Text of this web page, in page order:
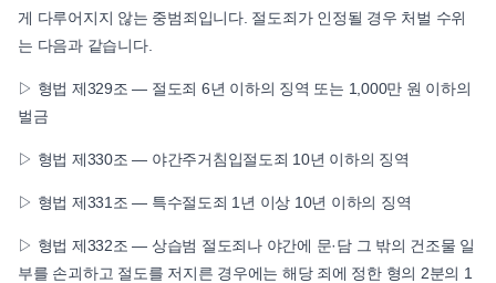
게 다루어지지 않는 중범죄입니다. 절도죄가 인정될 경우 처벌 수위
는 다음과 같습니다.
▷ 형법 제329조 — 절도죄 6년 이하의 징역 또는 1,000만 원 이하의
벌금
▷ 형법 제330조 — 야간주거침입절도죄 10년 이하의 징역
▷ 형법 제331조 — 특수절도죄 1년 이상 10년 이하의 징역
▷ 형법 제332조 — 상습범 절도죄나 야간에 문·담 그 밖의 건조물 일
부를 손괴하고 절도를 저지른 경우에는 해당 죄에 정한 형의 2분의 1